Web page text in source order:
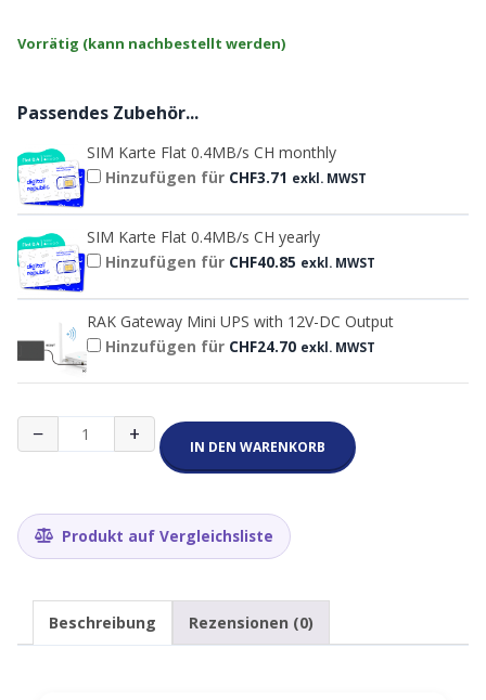
Vorrätig (kann nachbestellt werden)
Passendes Zubehör...
SIM Karte Flat 0.4MB/s CH monthly
Hinzufügen für CHF3.71 exkl. MWST
SIM Karte Flat 0.4MB/s CH yearly
Hinzufügen für CHF40.85 exkl. MWST
RAK Gateway Mini UPS with 12V-DC Output
Hinzufügen für CHF24.70 exkl. MWST
−
RAK7268CV2
WisGate
LTE
Gateway
+ IN DEN WARENKORB
Produkt auf Vergleichsliste
Beschreibung Rezensionen (0)